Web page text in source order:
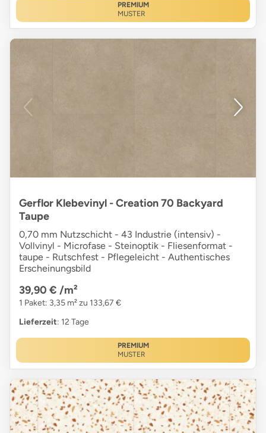
PREMIUM
MUSTER
Gerflor Klebevinyl - Creation 70 Backyard
Taupe
0,70 mm Nutzschicht - 43 Industrie (intensiv) -
Vollvinyl - Microfase - Steinoptik - Fliesenformat -
taupe - Rutschfest - Pflegeleicht - Authentisches
Erscheinungsbild
39,90 € /m²
1 Paket: 3,35 m² zu 133,67 €
Lieferzeit: 12 Tage
PREMIUM
MUSTER